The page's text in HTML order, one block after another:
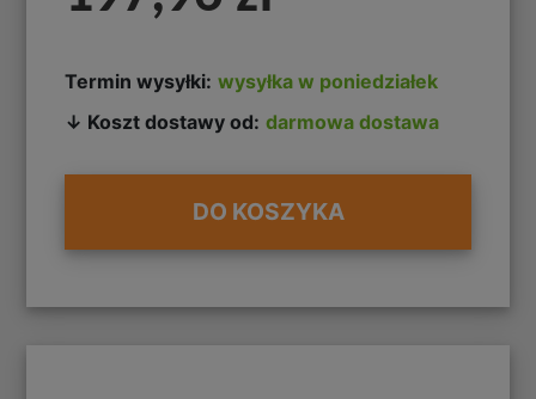
Termin wysyłki: wysyłka w poniedziałek
↓ Koszt dostawy od: darmowa dostawa
DO KOSZYKA